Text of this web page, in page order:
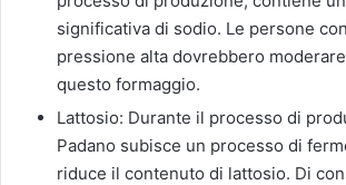
significativa di sodio. Le persone
pressione alta dovrebbero
questo formaggio.
Lattosio: Durante il processo di
Padano subisce un processo di
riduce il contenuto di lattosio. Di